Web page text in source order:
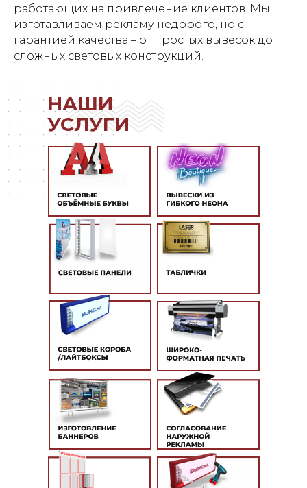
работающих на привлечение клиентов. Мы
изготавливаем рекламу недорого, но с
гарантией качества – от простых вывесок до
сложных световых конструкций.
НАШИ
УСЛУГИ